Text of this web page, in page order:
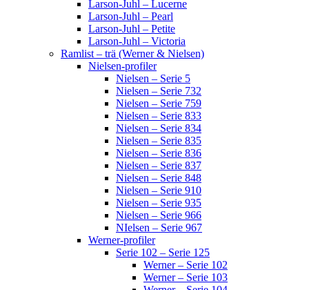
Larson-Juhl – Lucerne
Larson-Juhl – Pearl
Larson-Juhl – Petite
Larson-Juhl – Victoria
Ramlist – trä (Werner & Nielsen)
Nielsen-profiler
Nielsen – Serie 5
Nielsen – Serie 732
Nielsen – Serie 759
Nielsen – Serie 833
Nielsen – Serie 834
Nielsen – Serie 835
Nielsen – Serie 836
Nielsen – Serie 837
Nielsen – Serie 848
Nielsen – Serie 910
Nielsen – Serie 935
Nielsen – Serie 966
NIelsen – Serie 967
Werner-profiler
Serie 102 – Serie 125
Werner – Serie 102
Werner – Serie 103